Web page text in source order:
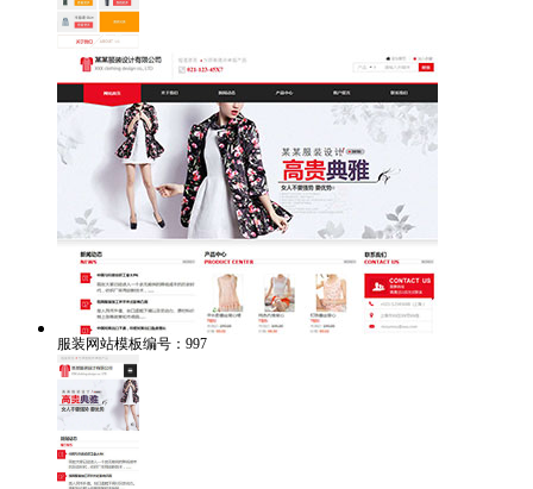
服装网站模板编号：997